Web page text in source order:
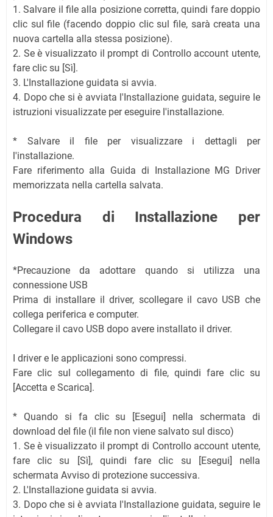
1. Salvare il file alla posizione corretta, quindi fare doppio
clic sul file (facendo doppio clic sul file, sarà creata una
nuova cartella alla stessa posizione).
2. Se è visualizzato il prompt di Controllo account utente,
fare clic su [Sì].
3. L'Installazione guidata si avvia.
4. Dopo che si è avviata l'Installazione guidata, seguire le
istruzioni visualizzate per eseguire l'installazione.
* Salvare il file per visualizzare i dettagli per
l'installazione.
Fare riferimento alla Guida di Installazione MG Driver
memorizzata nella cartella salvata.
Procedura di Installazione per
Windows
*Precauzione da adottare quando si utilizza una
connessione USB
Prima di installare il driver, scollegare il cavo USB che
collega periferica e computer.
Collegare il cavo USB dopo avere installato il driver.
I driver e le applicazioni sono compressi.
Fare clic sul collegamento di file, quindi fare clic su
[Accetta e Scarica].
* Quando si fa clic su [Esegui] nella schermata di
download del file (il file non viene salvato sul disco)
1. Se è visualizzato il prompt di Controllo account utente,
fare clic su [Sì], quindi fare clic su [Esegui] nella
schermata Avviso di protezione successiva.
2. L'Installazione guidata si avvia.
3. Dopo che si è avviata l'Installazione guidata, seguire le